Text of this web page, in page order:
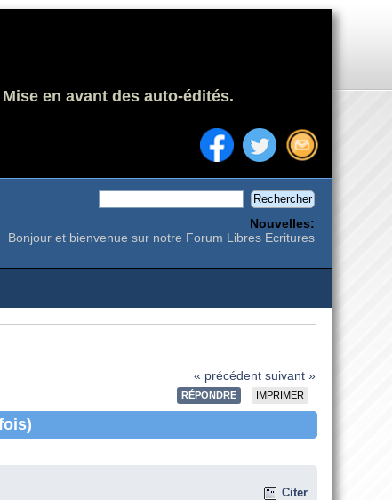
en avant des auto-édités.
Nouvelles:
Bonjour et bienvenue sur notre Forum Libres Ecritures
« précédent suivant »
RÉPONDRE IMPRIMER
Citer